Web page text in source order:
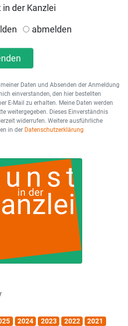
in der Kanzlei
abmelden
Daten und Absenden der Anmeldung
einverstanden, den hier bestellten
E-Mail zu erhalten. Meine Daten werden
weitergegeben. Dieses Einverständnis
widerrufen. Weitere ausführliche
in der Datenschutzerklärung
2024 2023 2022
2021